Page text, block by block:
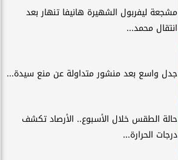
مشجعة ليفربول الشهيرة هانيفا تنهار بعد
انتقال محمد...
جدل واسع بعد منشور متداولة عن منع سيدة...
حالة الطقس خلال الأسبوع.. الأرصاد تكشف
درجات الحرارة...